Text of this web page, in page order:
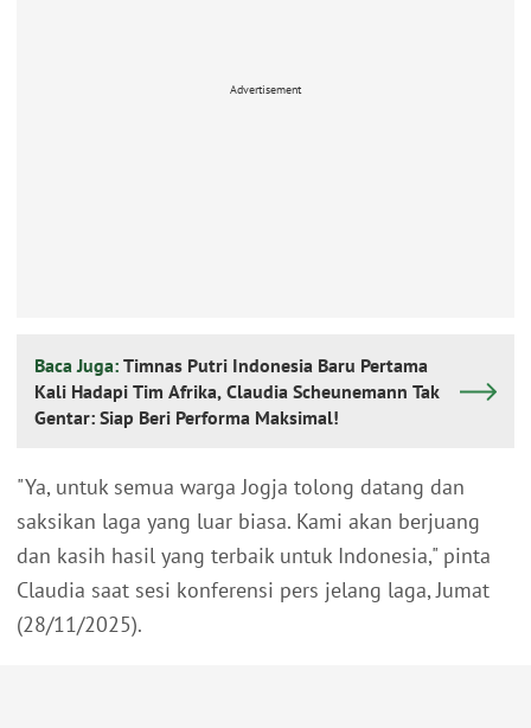
Advertisement
Baca Juga: Timnas Putri Indonesia Baru Pertama
Kali Hadapi Tim Afrika, Claudia Scheunemann Tak
Gentar: Siap Beri Performa Maksimal!
"Ya, untuk semua warga Jogja tolong datang dan
saksikan laga yang luar biasa. Kami akan berjuang
dan kasih hasil yang terbaik untuk Indonesia," pinta
Claudia saat sesi konferensi pers jelang laga, Jumat
(28/11/2025).